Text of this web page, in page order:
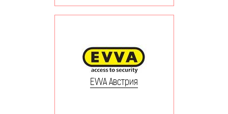
EVVA Австрия